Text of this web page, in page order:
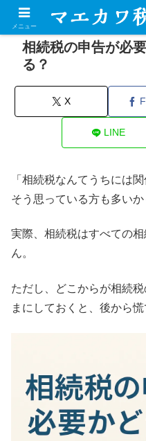
相続税の申告が必
る？
X
LINE
「相続税なんてうちには関
そう思っている方も多いか
実際、相続税はすべての
ん。
ただし、どこからが相続
まにしておくと、後から
メニュー